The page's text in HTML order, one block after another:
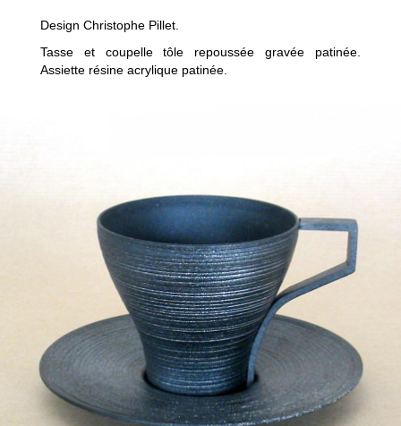
FACEBOOK
Design Christophe Pillet.
Tasse et coupelle tôle repoussée gravée patinée.
Assiette résine acrylique patinée.